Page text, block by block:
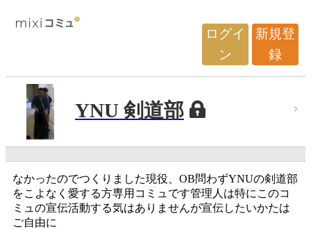
ログイ
ン
新規登
録
YNU 剣道部
なかったのでつくりました現役、OB問わずYNUの剣道部
をこよなく愛する方専用コミュです管理人は特にこのコ
ミュの宣伝活動する気はありませんが宣伝したいかたは
ご自由に